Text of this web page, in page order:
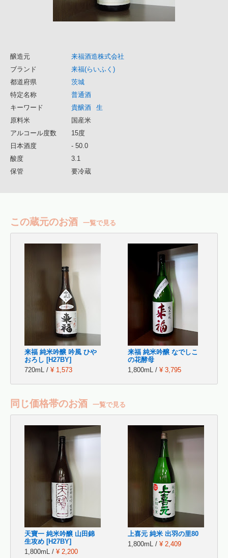
醸造元
来福酒造株式会社
ブランド
来福(らいふく)
都道府県
茨城
特定名称
普通酒
キーワード
貴醸酒
生
原料米
国産米
アルコール度数
15度
日本酒度
- 50.0
酸度
3.1
保管
要冷蔵
この蔵元のお酒 一覧で見る
来福 純米吟醸 吟風 ひや
おろし [H27BY]
720mL / ¥ 1,573
来福 純米吟醸 なでしこ
の花酵母
1,800mL / ¥ 3,795
同じ価格帯のお酒 一覧で見る
天寶一 純米吟醸 山田錦
生攻め [H27BY]
1,800mL / ¥ 2,200
上喜元 純米 出羽の里80
1,800mL / ¥ 2,409